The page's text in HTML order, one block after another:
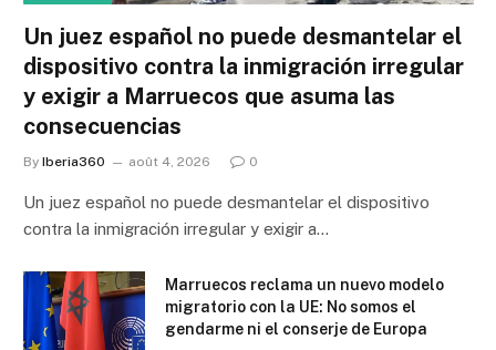
Un juez español no puede desmantelar el
dispositivo contra la inmigración irregular
y exigir a Marruecos que asuma las
consecuencias
By Iberia360 août 4, 2026 0
Un juez español no puede desmantelar el dispositivo
contra la inmigración irregular y exigir a…
Marruecos reclama un nuevo modelo
migratorio con la UE: No somos el
gendarme ni el conserje de Europa